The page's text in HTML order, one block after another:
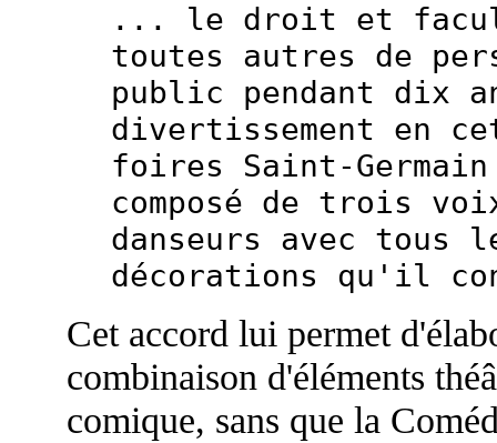
... le droit et
toutes autres de
public pendant dix
divertissement en
foires Saint-
composé de trois
danseurs avec tous
décorations qu'il
Cet accord lui permet
combinaison d'éléments
comique, sans que la